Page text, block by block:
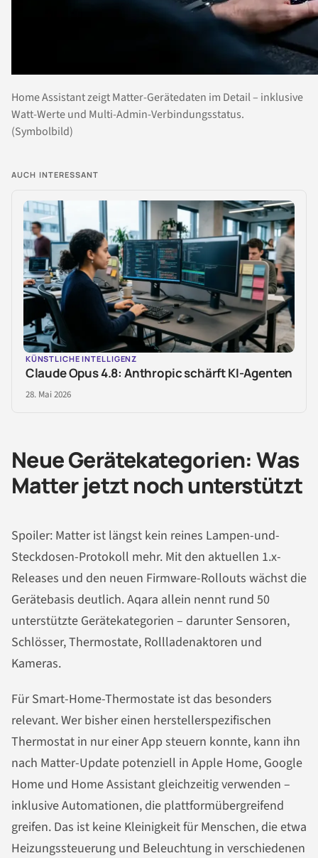
Home Assistant zeigt Matter-Gerätedaten im Detail – inklusive
Watt-Werte und Multi-Admin-Verbindungsstatus.
(Symbolbild)
AUCH INTERESSANT
KÜNSTLICHE INTELLIGENZ
Claude Opus 4.8: Anthropic schärft KI-Agenten
28. Mai 2026
Neue Gerätekategorien: Was
Matter jetzt noch unterstützt
Spoiler: Matter ist längst kein reines Lampen-und-
Steckdosen-Protokoll mehr. Mit den aktuellen 1.x-
Releases und den neuen Firmware-Rollouts wächst die
Gerätebasis deutlich. Aqara allein nennt rund 50
unterstützte Gerätekategorien – darunter Sensoren,
Schlösser, Thermostate, Rollladenaktoren und
Kameras.
Für Smart-Home-Thermostate ist das besonders
relevant. Wer bisher einen herstellerspezifischen
Thermostat in nur einer App steuern konnte, kann ihn
nach Matter-Update potenziell in Apple Home, Google
Home und Home Assistant gleichzeitig verwenden –
inklusive Automationen, die plattformübergreifend
greifen. Das ist keine Kleinigkeit für Menschen, die etwa
Heizungssteuerung und Beleuchtung in verschiedenen